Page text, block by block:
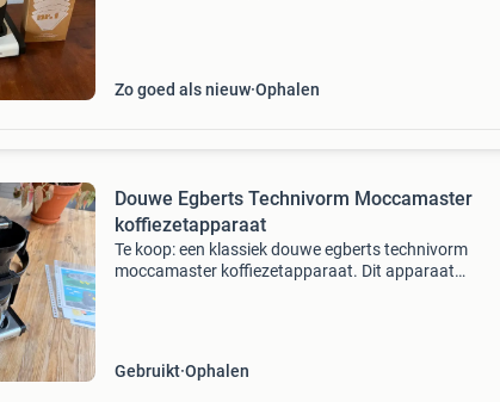
Zo goed als nieuw Ophalen
Douwe Egberts Technivorm Moccamaster
koffiezetapparaat
Te koop: een klassiek douwe egberts technivorm
moccamaster koffiezetapparaat. Dit apparaat
Gebruikt Ophalen